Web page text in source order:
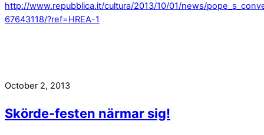
http://www.repubblica.it/cultura/2013/10/01/news/
67643118/?ref=HREA-1
October 2, 2013
Skörde-festen närmar sig!